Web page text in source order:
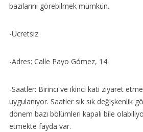
bazılarını görebilmek mümkün.
-Ücretsiz
-Adres: Calle Payo Gómez, 14
-Saatler: Birinci ve ikinci katı ziyaret
uygulanıyor. Saatler sık sık değişkenlik
dönem bazı bölümleri kapalı bile
etmekte fayda var.